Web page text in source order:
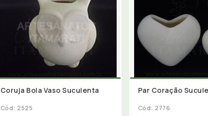
Coruja Bola Vaso Suculenta
Cód: 2525
Par Coração
Cód: 2776